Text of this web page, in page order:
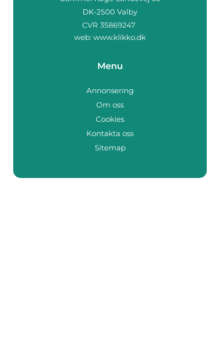
web: www.klikko.dk
Menu
Annonsering
Om oss
Cookies
Kontakta oss
Sitemap